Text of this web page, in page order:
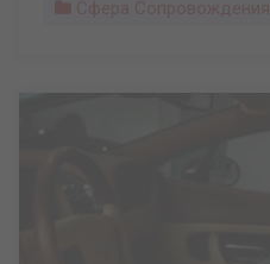
Сфера Сопровождения